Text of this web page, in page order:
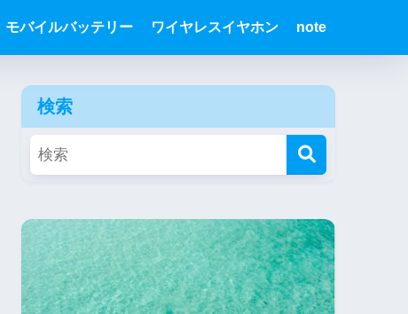
モバイルバッテリー ワイヤレスイヤホン note
検索